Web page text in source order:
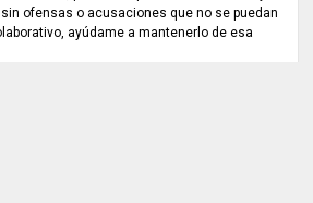
ofensas o acusaciones que no se puedan
ayúdame a mantenerlo de esa